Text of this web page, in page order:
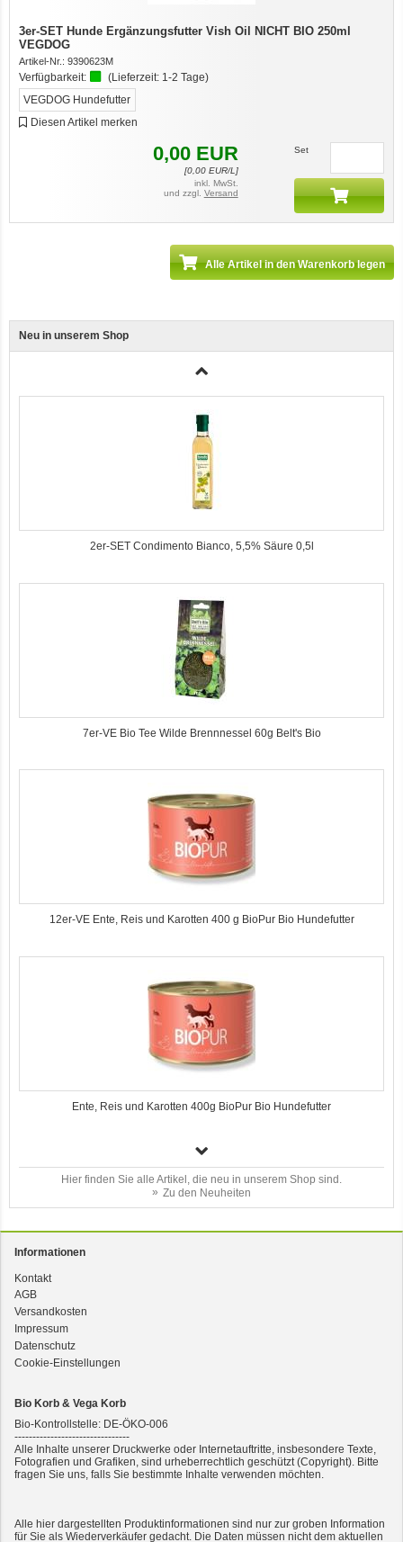
Neu in unserem Shop
Ente, Reis und Karotten 400g BioPur Bio Hundefutter
2er-SET Condimento Bianco, 5,5% Säure 0,5l
7er-VE Bio Tee Wilde Brennnessel 60g Belt's Bio
12er-VE Ente, Reis und Karotten 400 g BioPur Bio Hundefutter
Ente, Reis und Karotten 400g BioPur Bio Hundefutter
3er-SET Bio Sticks Soft (weiche Hundeleckerli) Huhn 150g Dog's Love
2er-SET Condimento Bianco, 5,5% Säure 0,5l
Hier finden Sie alle Artikel, die neu in unserem Shop sind.
Zu den Neuheiten
3er-SET Hunde Ergänzungsfutter Vish Oil NICHT BIO 250ml
VEGDOG
Artikel-Nr.: 9390623M
Verfügbarkeit: (Lieferzeit: 1-2 Tage)
VEGDOG Hundefutter
Diesen Artikel merken
0,00 EUR
[0,00EUR/L]
inkl. MwSt.
und zzgl. Versand
Set
Alle Artikel in den Warenkorb legen
Informationen
Kontakt
AGB
Versandkosten
Impressum
Datenschutz
Cookie-Einstellungen
Bio Korb & Vega Korb
Bio-Kontrollstelle: DE-ÖKO-006
--------------------------------
Alle Inhalte unserer Druckwerke oder Internetauftritte, insbesondere Texte,
Fotografien und Grafiken, sind urheberrechtlich geschützt (Copyright). Bitte
fragen Sie uns, falls Sie bestimmte Inhalte verwenden möchten.
Alle hier dargestellten Produktinformationen sind nur zur groben Information
für Sie als Wiederverkäufer gedacht. Die Daten müssen nicht dem aktuellen